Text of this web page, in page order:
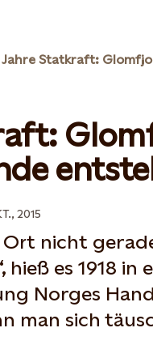
2015
nicht
es 1918 in
Norges
man sich